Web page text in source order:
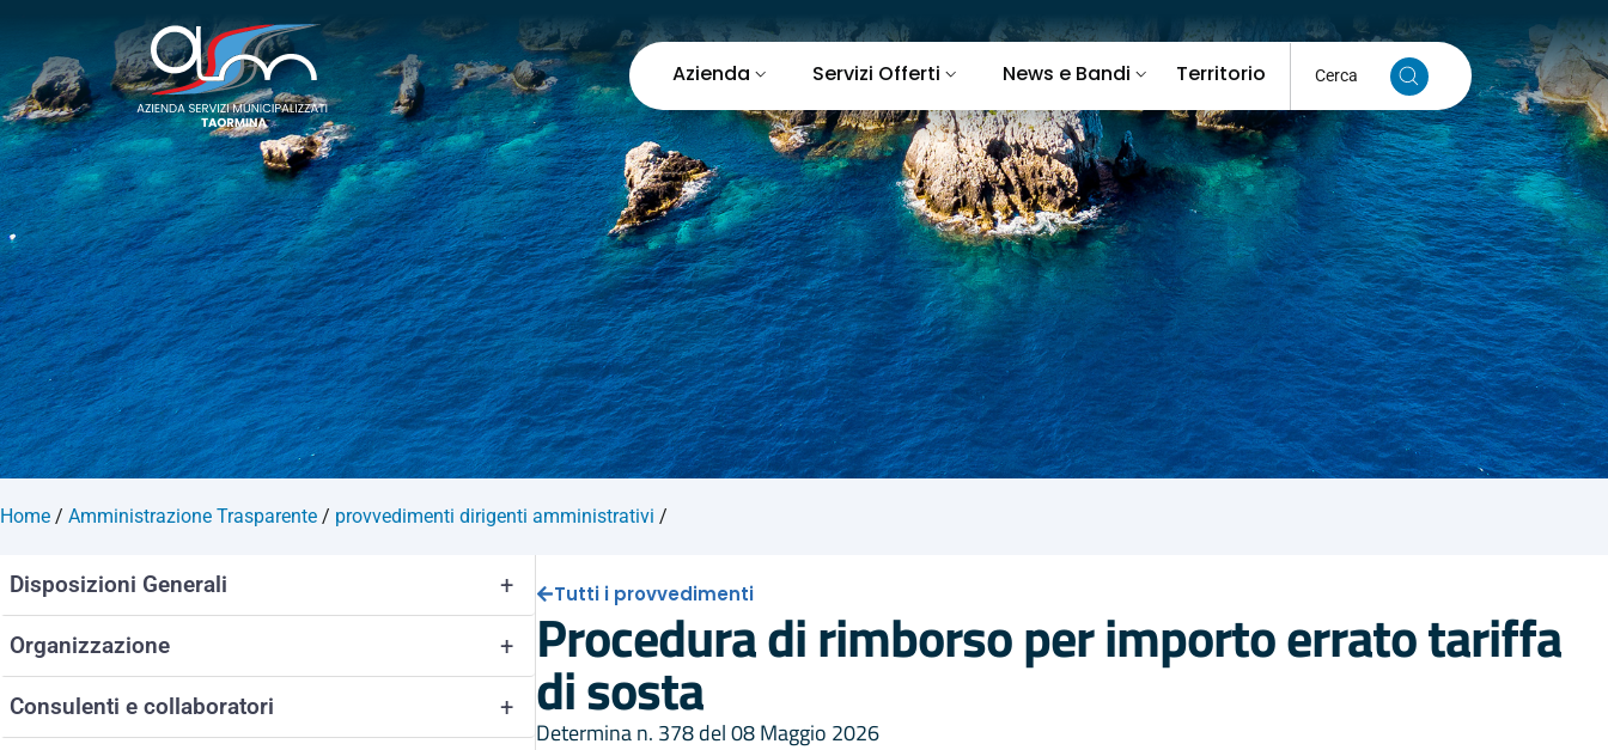
Azienda Servizi Offerti News e Bandi Territorio Cerca
Home / Amministrazione Trasparente / provvedimenti dirigenti amministrativi /
+
Disposizioni Generali
+
Organizzazione
+
Consulenti e collaboratori
Tutti i provvedimenti
Procedura di rimborso per importo errato tariffa
di sosta
Determina n. 378 del 08 Maggio 2026